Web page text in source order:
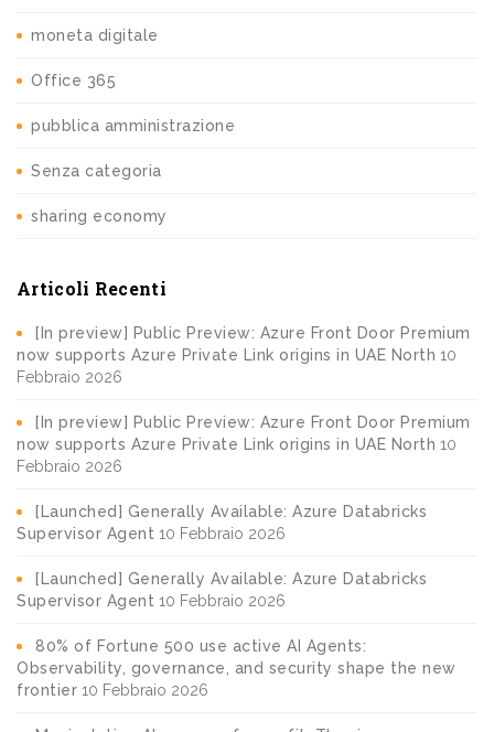
moneta digitale
Office 365
pubblica amministrazione
Senza categoria
sharing economy
Articoli Recenti
[In preview] Public Preview: Azure Front Door Premium
now supports Azure Private Link origins in UAE North 10
Febbraio 2026
[In preview] Public Preview: Azure Front Door Premium
now supports Azure Private Link origins in UAE North 10
Febbraio 2026
[Launched] Generally Available: Azure Databricks
Supervisor Agent 10 Febbraio 2026
[Launched] Generally Available: Azure Databricks
Supervisor Agent 10 Febbraio 2026
80% of Fortune 500 use active AI Agents:
Observability, governance, and security shape the new
frontier 10 Febbraio 2026